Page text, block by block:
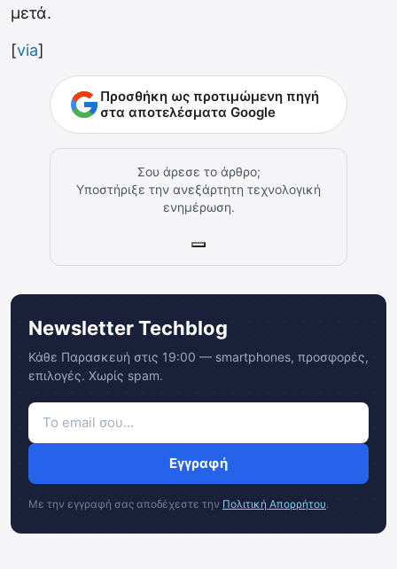
μετά.
[via]
Προσθήκη ως προτιμώμενη πηγή
στα αποτελέσματα Google
Σου άρεσε το άρθρο;
Υποστήριξε την ανεξάρτητη τεχνολογική
ενημέρωση.
Newsletter Techblog
Κάθε Παρασκευή στις 19:00 — smartphones, προσφορές,
επιλογές. Χωρίς spam.
Εγγραφή
Με την εγγραφή σας αποδέχεστε την Πολιτική Απορρήτου.